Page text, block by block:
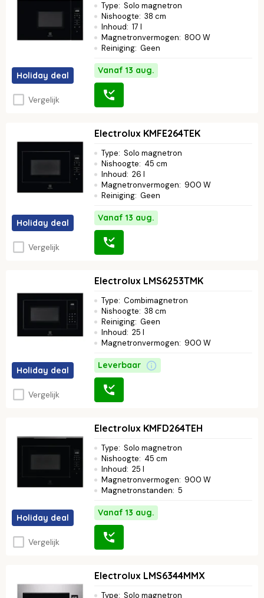
Holiday deal
Vergelijk
Type: Solo magnetron
Nishoogte: 38 cm
Inhoud: 17 l
Magnetronvermogen: 800 W
Reiniging: Geen
Vanaf 13 aug.
Holiday deal
Vergelijk
Electrolux KMFE264TEK
Type: Solo magnetron
Nishoogte: 45 cm
Inhoud: 26 l
Magnetronvermogen: 900 W
Reiniging: Geen
Vanaf 13 aug.
Holiday deal
Vergelijk
Electrolux LMS6253TMK
Type: Combimagnetron
Nishoogte: 38 cm
Reiniging: Geen
Inhoud: 25 l
Magnetronvermogen: 900 W
Leverbaar
Holiday deal
Vergelijk
Electrolux KMFD264TEH
Type: Solo magnetron
Nishoogte: 45 cm
Inhoud: 25 l
Magnetronvermogen: 900 W
Magnetronstanden: 5
Vanaf 13 aug.
Electrolux LMS6344MMX
Type: Solo magnetron